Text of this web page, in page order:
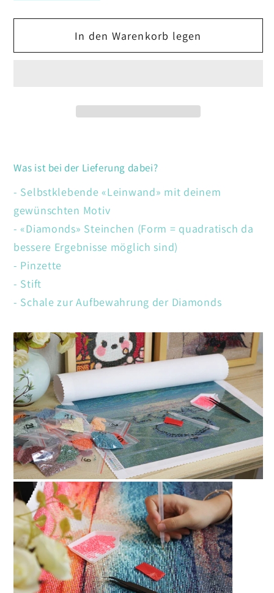
Menge
Feuerwerk
Menge
für
Feuerwerk
In den Warenkorb legen
Was ist bei der Lieferung dabei?
- Selbstklebende «Leinwand» mit deinem
gewünschten Motiv
- «Diamonds» Steinchen (Form = quadratisch da
bessere Ergebnisse möglich sind)
- Pinzette
- Stift
- Schale zur Aufbewahrung der Diamonds